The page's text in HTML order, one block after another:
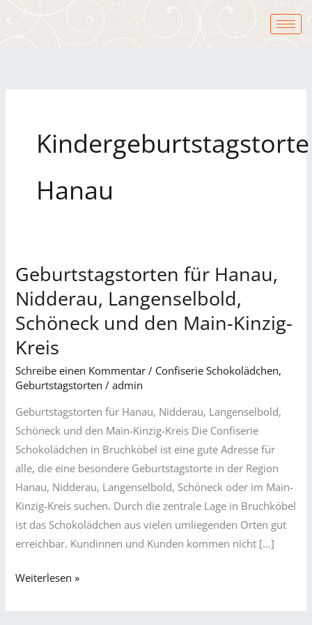
Kindergeburtstagstorte
Hanau
Geburtstagstorten für Hanau,
Nidderau, Langenselbold,
Schöneck und den Main-Kinzig-
Kreis
Schreibe einen Kommentar / Confiserie Schokolädchen,
Geburtstagstorten /admin
Geburtstagstorten für Hanau, Nidderau, Langenselbold,
Schöneck und den Main-Kinzig-Kreis Die Confiserie
Schokolädchen in Bruchköbel ist eine gute Adresse für
alle, die eine besondere Geburtstagstorte in der Region
Hanau, Nidderau, Langenselbold, Schöneck oder im Main-
Kinzig-Kreis suchen. Durch die zentrale Lage in Bruchköbel
ist das Schokolädchen aus vielen umliegenden Orten gut
erreichbar. Kundinnen und Kunden kommen nicht […]
Geburtstagstorten
für
Hanau,
Nidderau,
Langenselbold,
Schöneck
und
Weiterlesen »